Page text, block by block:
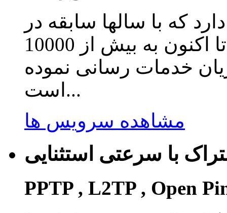
که با سالها سابقه در
زمینه ارائه سرویس کاهش پینگ تا اکنون به بیش از 10000
خدمات رسانی نموده
است...
مشاهده سرویس ها
با سرعتی استثنایی
PPTP , L2TP , Open